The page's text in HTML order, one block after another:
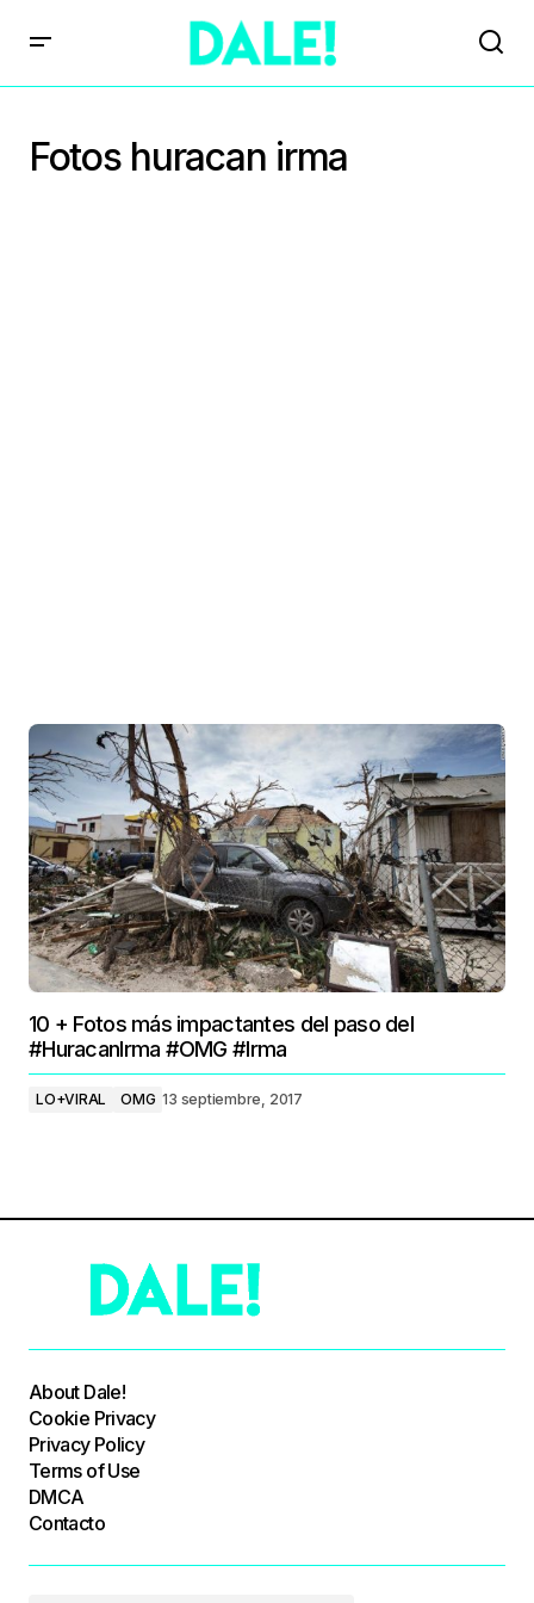
Fotos huracan irma
10 + Fotos más impactantes del paso del
#HuracanIrma #OMG #Irma
LO+VIRAL OMG 13 septiembre, 2017
About Dale!
Cookie Privacy
Privacy Policy
Terms of Use
DMCA
Contacto